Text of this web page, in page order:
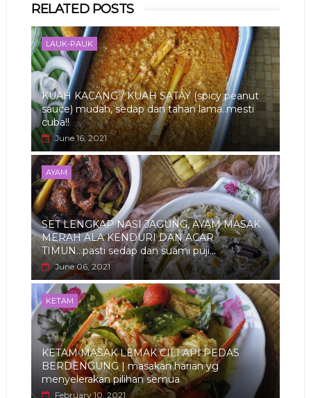
RELATED POSTS
LAUK-PAUK
KUAH KACANG / KUAH SATAY (spicy peanut
sauce) mudah, sedap dan tahan lama..mesti
cuba!!
June 16, 2021
AYAM
SET LENGKAP NASI JAGUNG, AYAM MASAK
MERAH ALA KENDURI DAN ACAR
TIMUN...pasti sedap dan suami puji...
June 06, 2021
KETAM
KETAM MASAK LEMAK CILI API PEDAS
BERDENGUNG | masakan harian yg
menyelerakan pilihan semua
February 10, 2021